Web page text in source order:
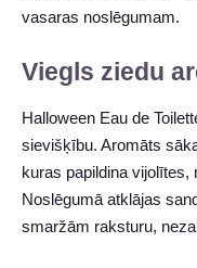
vasaras noslēgumam.
Viegls ziedu
Halloween Eau de
sievišķību. Aromāts
kuras papildina vijolītes,
Noslēgumā atklājas
smaržām raksturu,